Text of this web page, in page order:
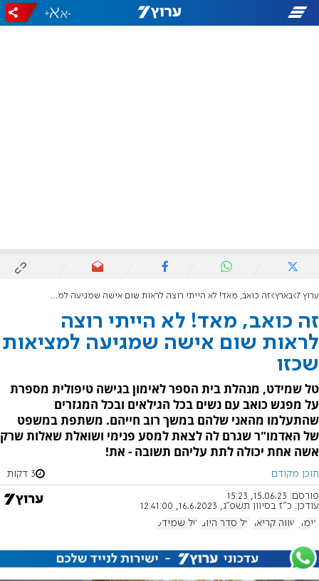
-
+
ערוץ 7 בארץ זה כואב, מאד! לא הייתי רוצה לראות שום אישה שמגיעה למציאות שכזו
זה כואב, מאד! לא הייתי רוצה
לראות שום אישה שמגיעה למציאות
שכזו
טל שמידט, מנהלת בית הספר לאימון בגישה טיפולית מספרת
על מפגש כואב עם נשים בכל הגילאים ובכל המגזרים
שהתעלמו מהאני שלהם במשך רוב חייהם. משתפת במשפט
של האדמו"ר שגרם לה לצאת למסע פנימי ושואלת שאלות שרק
אשה אחת יכולה לתת עליהם תשובה - את!
תוכן מקודם 3 דקות
פורסם: 15.06.23, 15:23
עודכן: כ"ז בסיוון תשפ"ג, 16.6.2023, 12:41:00
אימון
שווה קריאה על סדר היום טל שמידט